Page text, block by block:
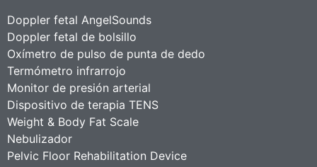
Doppler fetal AngelSounds
Doppler fetal de bolsillo
Oxímetro de pulso de punta de dedo
Termómetro infrarrojo
Monitor de presión arterial
Dispositivo de terapia TENS
Weight & Body Fat Scale
Nebulizador
Pelvic Floor Rehabilitation Device